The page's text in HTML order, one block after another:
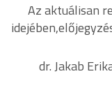
Az aktuálisan
dr. Jakab